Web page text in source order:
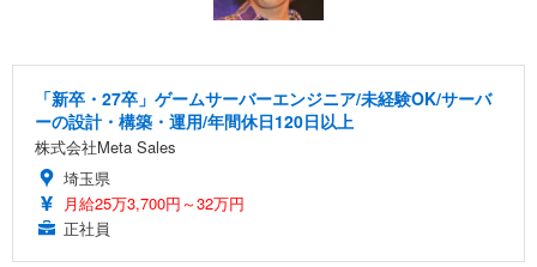
「新卒・27卒」ゲームサーバーエンジニア/未経験OK/サーバ
ーの設計・構築・運用/年間休日120日以上
株式会社Meta Sales
埼玉県
月給25万3,700円～32万円
正社員